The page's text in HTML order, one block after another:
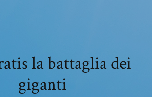
la battaglia dei
giganti